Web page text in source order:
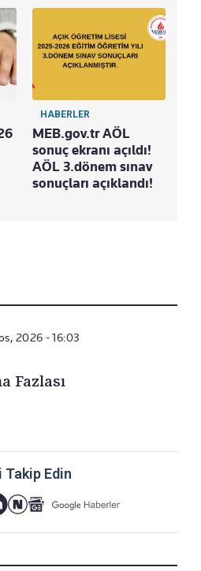
HABERLER
MEB.gov.tr AÖL
sonuç ekranı açıldı!
AÖL 3.dönem sınav
sonuçları açıklandı!
2026 - 16:03
Fazlası
Takip Edin